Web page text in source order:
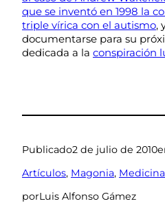
que se inventó en 1998 la
triple vírica con el autismo,
documentarse para su
dedicada a la conspiración
Publicado2 de julio de 2010
Artículos, Magonia,
porLuis Alfonso Gámez